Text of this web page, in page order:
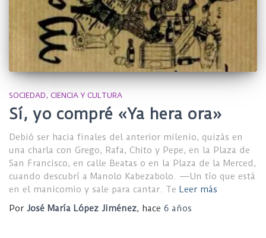
SOCIEDAD, CIENCIA Y CULTURA
Sí, yo compré «Ya hera ora»
Debió ser hacia finales del anterior milenio, quizás en
una charla con Grego, Rafa, Chito y Pepe, en la Plaza de
San Francisco, en calle Beatas o en la Plaza de la Merced,
cuando descubrí a Manolo Kabezabolo. —Un tío que está
en el manicomio y sale para cantar. Te Leer más
Por José María López Jiménez, hace 6 años